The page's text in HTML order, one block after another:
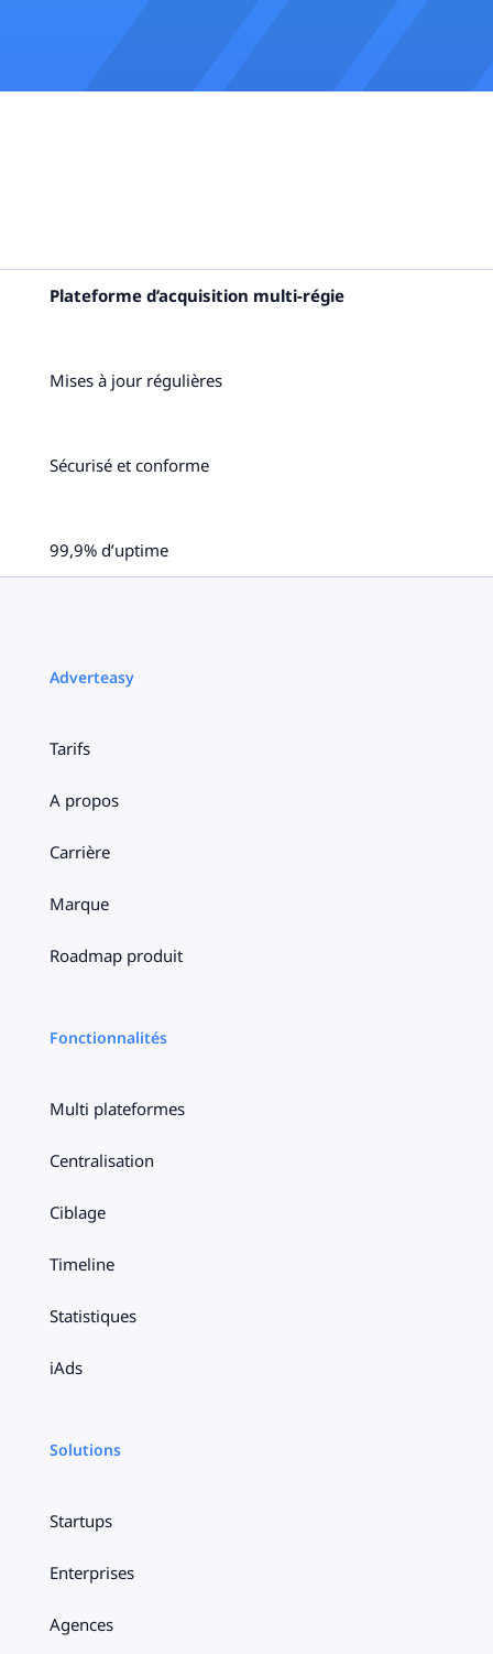
Plateforme d’acquisition multi-régie
Mises à jour régulières
Sécurisé et conforme
99,9% d’uptime
Adverteasy
Tarifs
A propos
Carrière
Marque
Roadmap produit
Fonctionnalités
Multi plateformes
Centralisation
Ciblage
Timeline
Statistiques
iAds
Solutions
Startups
Enterprises
Agences